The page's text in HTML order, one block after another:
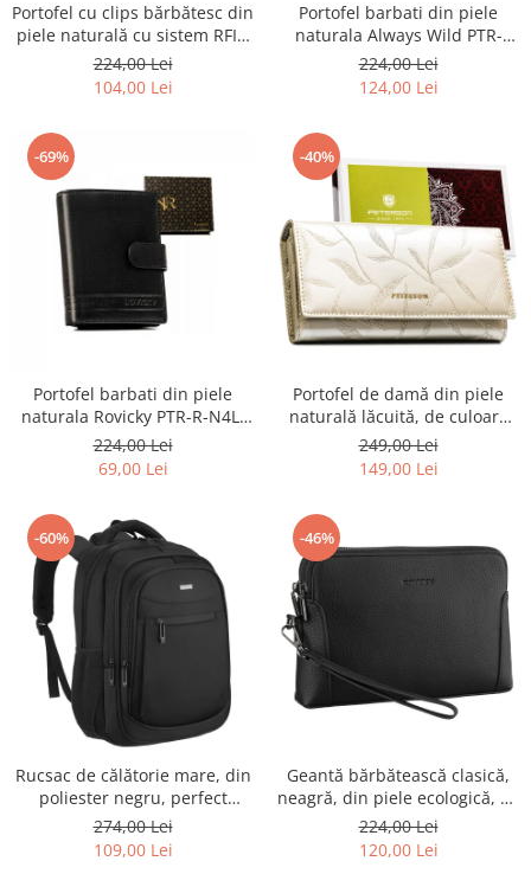
Portofel cu clips bărbătesc din
piele naturală cu sistem RFID
- Rovicky PTR-N1908-RVT-9799
BLACK
224,00 Lei
104,00 Lei
Portofel barbati din piele
naturala Always Wild PTR-
2900-BIC
224,00 Lei
124,00 Lei
-69%
Portofel barbati din piele
naturala Rovicky PTR-R-N4L-
GAT-8922 B+B
224,00 Lei
69,00 Lei
-40%
Portofel de damă din piele
naturală lăcuită, de culoare
bej, cu închidere cu capsă -
Peterson
249,00 Lei
149,00 Lei
-60%
Rucsac de călătorie mare, din
poliester negru, perfect
pentru bagajul de mână -
Rovicky PTR-R-BHX-05-1020
274,00 Lei
109,00 Lei
-46%
Geantă bărbătească clasică,
neagră, din piele ecologică, cu
fermoar - Rovicky PTR-R-SDR-
01-1631 BLACK
224,00 Lei
120,00 Lei